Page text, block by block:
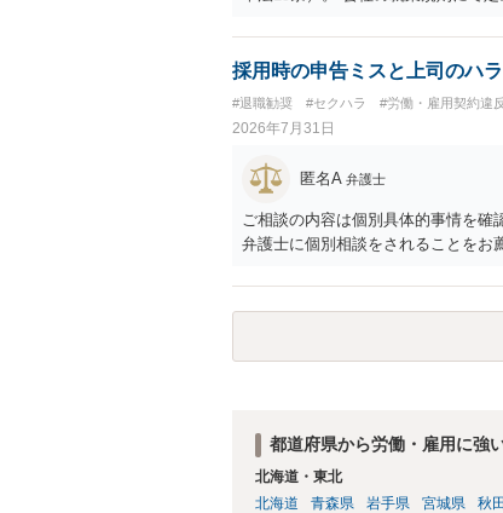
性を欠くとして争いやすいです。
される可能性はあります。
たります。 ＞労災の休業補償と、
か？ 業務労災の場合は、会社の安
と思われます。 また、業務労災で
の賠償責任も考えられます。 労災
えた部分は、会社もしくは、第三
思います（良い会社でしたら、自
もしくは対応を最寄りの弁護士にご
採用時の申告ミスと上司のハ
#退職勧奨 #セクハラ #労働・雇用契約違反
2026年7月31日
匿名A 弁護士
ご相談の内容は個別具体的事情を
弁護士に個別相談をされることをお
都道府県から労働・雇用に強
北海道・東北
北海道
青森県 岩手県 宮城県 秋